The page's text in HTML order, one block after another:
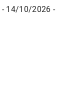
- 14/10/2026 -